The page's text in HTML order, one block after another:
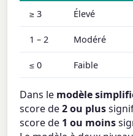
≥ 3 Élevé
1 – 2 Modéré
≤ 0 Faible
Dans le modèle
score de2 ou plus
score de 1 ou moins